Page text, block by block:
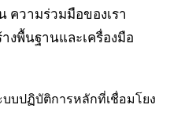
ความร่วมมือของเรา
งพื้นฐานและเครื่องมือ
บบปฏิบัติการหลักที่เชื่อมโยง